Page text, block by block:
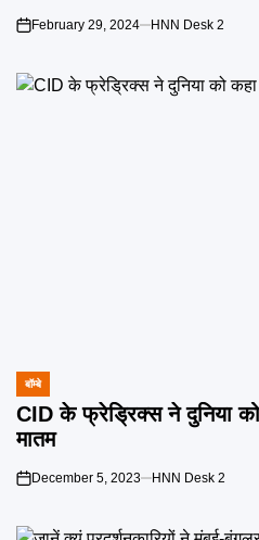
on
February 29, 2024 HNN Desk 2
POSTED
IN
बॉम्बे
CID के फ्रेड्रिक्स ने दुनिया
मातम
on
December 5, 2023 HNN Desk 2